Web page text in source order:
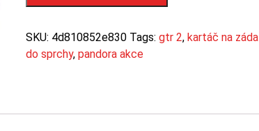
SKU: 4d810852e830 Tags: gtr 2, kartáč na záda
do sprchy, pandora akce